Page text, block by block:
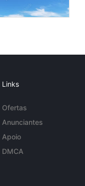
Links
Ofertas
Anunciantes
Apoio
DMCA